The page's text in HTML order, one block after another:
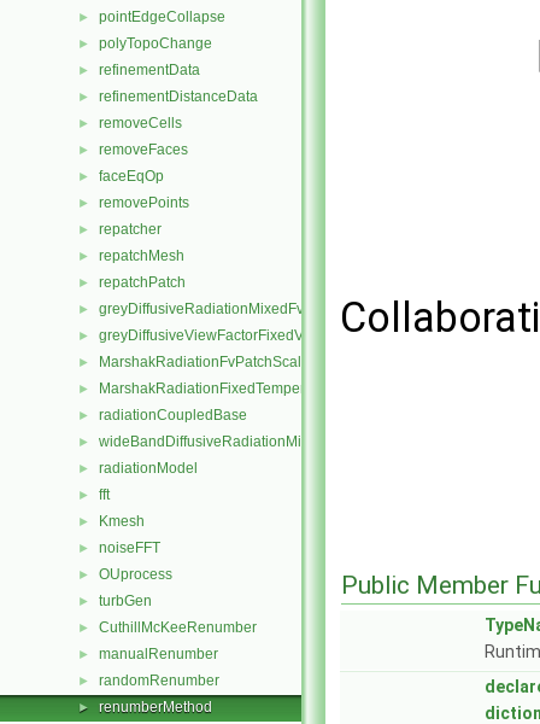
► pointEdgeCollapse
► polyTopoChange
► refinementData
► refinementDistanceData
► removeCells
► removeFaces
► faceEqOp
► removePoints
► repatcher
► repatchMesh
► repatchPatch
► greyDiffusiveRadiationMixedFvPatchScalarField
► greyDiffusiveViewFactorFixedValueFvPatchScalarField
► MarshakRadiationFvPatchScalarField
► MarshakRadiationFixedTemperatureFvPatchScalarField
► radiationCoupledBase
► wideBandDiffusiveRadiationMixedFvPatchScalarField
► radiationModel
► fft
► Kmesh
► noiseFFT
► OUprocess
► turbGen
► CuthillMcKeeRenumber
► manualRenumber
► randomRenumber
► renumberMethod
Public Member